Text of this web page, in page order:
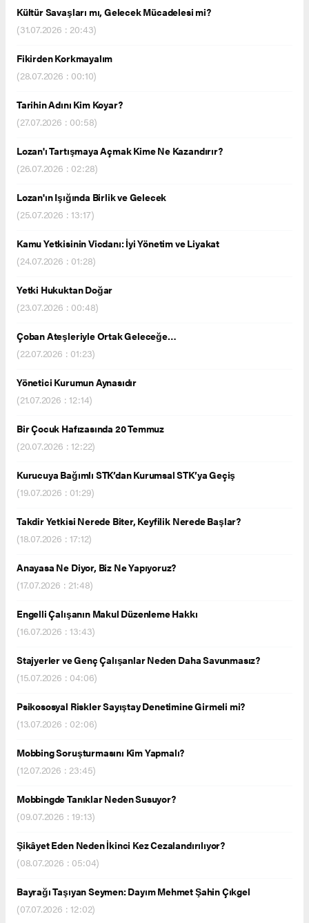
Kültür Savaşları mı, Gelecek Mücadelesi mi?
(31.07.2026 : 20:43)
Fikirden Korkmayalım
(28.07.2026 : 00:10)
Tarihin Adını Kim Koyar?
(27.07.2026 : 00:58)
Lozan'ı Tartışmaya Açmak Kime Ne Kazandırır?
(26.07.2026 : 02:28)
Lozan'ın Işığında Birlik ve Gelecek
(25.07.2026 : 13:17)
Kamu Yetkisinin Vicdanı: İyi Yönetim ve Liyakat
(24.07.2026 : 01:28)
Yetki Hukuktan Doğar
(23.07.2026 : 00:48)
Çoban Ateşleriyle Ortak Geleceğe…
(22.07.2026 : 01:23)
Yönetici Kurumun Aynasıdır
(21.07.2026 : 12:14)
Bir Çocuk Hafızasında 20 Temmuz
(20.07.2026 : 12:22)
Kurucuya Bağımlı STK’dan Kurumsal STK’ya Geçiş
(19.07.2026 : 01:29)
Takdir Yetkisi Nerede Biter, Keyfilik Nerede Başlar?
(18.07.2026 : 17:12)
Anayasa Ne Diyor, Biz Ne Yapıyoruz?
(17.07.2026 : 21:48)
Engelli Çalışanın Makul Düzenleme Hakkı
(16.07.2026 : 13:43)
Stajyerler ve Genç Çalışanlar Neden Daha Savunmasız?
(15.07.2026 : 04:06)
Psikososyal Riskler Sayıştay Denetimine Girmeli mi?
(13.07.2026 : 02:06)
Mobbing Soruşturmasını Kim Yapmalı?
(12.07.2026 : 23:45)
Mobbingde Tanıklar Neden Susuyor?
(09.07.2026 : 19:13)
Şikâyet Eden Neden İkinci Kez Cezalandırılıyor?
(08.07.2026 : 05:04)
Bayrağı Taşıyan Seymen: Dayım Mehmet Şahin Çıkgel
(07.07.2026 : 12:02)